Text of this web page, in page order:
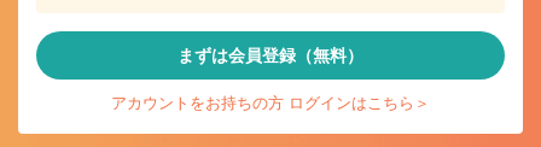
まずは会員登録（無料）
アカウントをお持ちの方 ログインはこちら＞